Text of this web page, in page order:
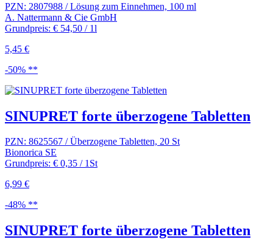
PZN: 2807988 / Lösung zum Einnehmen, 100 ml
A. Nattermann & Cie GmbH
Grundpreis: € 54,50 / 1l
5,45 €
-50% **
SINUPRET forte überzogene Tabletten
PZN: 8625567 / Überzogene Tabletten, 20 St
Bionorica SE
Grundpreis: € 0,35 / 1St
6,99 €
-48% **
SINUPRET forte überzogene Tabletten